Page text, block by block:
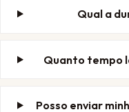
Qual a
Quanto tempo
Posso enviar